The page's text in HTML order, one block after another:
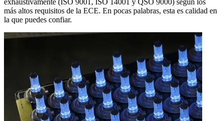
más altos requisitos de la ECE. En pocas palabras, esta es calidad en
la que puedes confiar.